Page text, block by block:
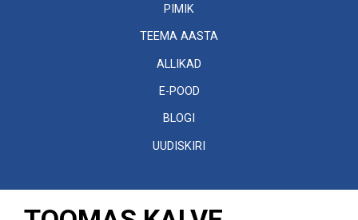
PIMIK
TEEMA AASTA
ALLIKAD
E-POOD
BLOGI
UUDISKIRI